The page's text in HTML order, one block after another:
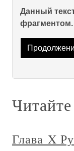
Данный
фрагментом.
Глава X